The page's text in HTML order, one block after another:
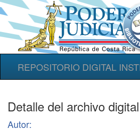
REPOSITORIO DIGITAL
Detalle del archivo digital
Autor: